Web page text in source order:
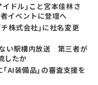
ドル」こと宮本佳林さ
イベントに登壇へ
チ株式会社」に社名変更
ない駅構内放送 第三者が
したか
AI装備品」の審査支援を